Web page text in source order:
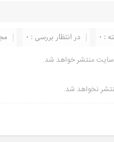
در انتظار بررسی : 0 : ۰
سایت منتشر خواهد شد.
نخواهد شد.